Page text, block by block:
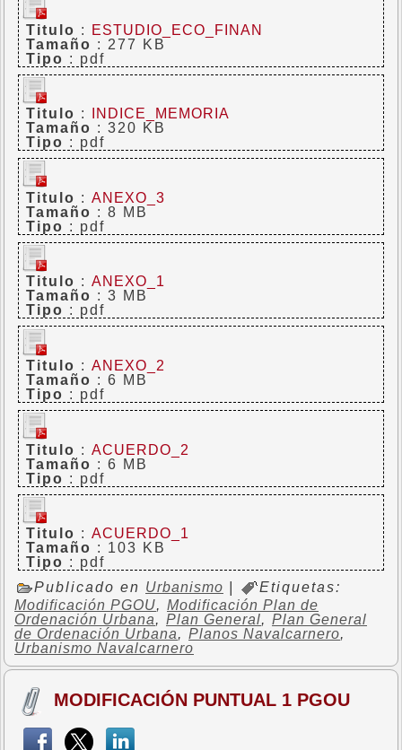
Titulo :
ESTUDIO_ECO_FINAN
Tamaño : 277 KB
Tipo : pdf
Titulo :
INDICE_MEMORIA
Tamaño : 320 KB
Tipo : pdf
Titulo :ANEXO_3
Tamaño : 8 MB
Tipo : pdf
Titulo :ANEXO_1
Tamaño : 3 MB
Tipo : pdf
Titulo :ANEXO_2
Tamaño : 6 MB
Tipo : pdf
Titulo :ACUERDO_2
Tamaño : 6 MB
Tipo : pdf
Titulo :ACUERDO_1
Tamaño : 103 KB
Tipo : pdf
Publicado en Urbanismo
Etiquetas:
Modificación PGOU, Modificación Plan de
Ordenación Urbana, Plan General, Plan General
de Ordenación Urbana, Planos Navalcarnero,
Urbanismo Navalcarnero
MODIFICACIÓN PUNTUAL 1 PGOU